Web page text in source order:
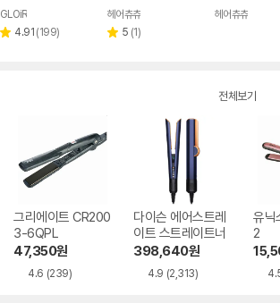
페이
GLOiR
별 4.91 리
(199)
헤어츄츄
별 5 리
(1)
헤어츄츄
전체보기
그리에이트 CR200
3-6QPL
47,350원
4.6 (239)
다이슨 에어스트레
이트 스트레이트너
398,640원
4.9 (2,313)
유
2